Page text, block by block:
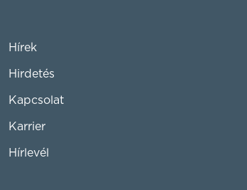
Hírek
Hirdetés
Kapcsolat
Karrier
Hírlevél